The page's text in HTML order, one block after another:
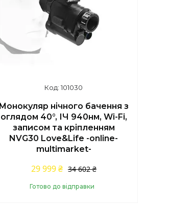
101030
Монокуляр нічного бачення з
оглядом 40°, ІЧ 940нм, Wi-Fi,
записом та кріпленням
NVG30 Love&Life -online-
multimarket-
34 602 ₴
29 999 ₴
Готово до відправки